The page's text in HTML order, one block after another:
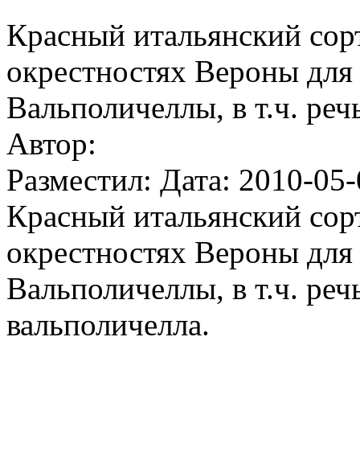
Красный итальянский
окрестностях Вероны
Вальполичеллы, в т.ч.
Автор:
Разместил: Дата: 2010-
Красный итальянский
окрестностях Вероны
Вальполичеллы, в т.ч.
вальполичелла.